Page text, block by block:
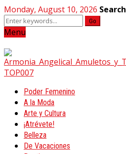
Monday, August 10, 2026 Search
Go
Menu
Poder Femenino
A la Moda
Arte y Cultura
¡Atrévete!
Belleza
De Vacaciones